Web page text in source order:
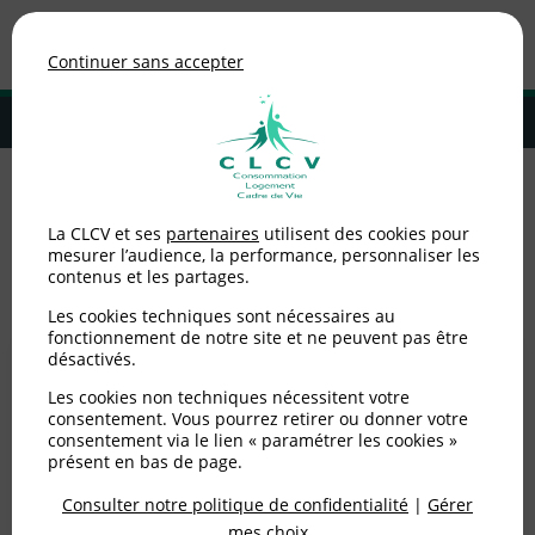
MENU
Adhérer à la CLCV
Questions/réponses
Aucun article dans cette catégorie
La pratique d'un professionnelvous
alerte ?
Continuer sans accepter
La CLCV et ses partenaires utilisent des cookies pour
mesurer l’audience, la performance, personnaliser les
contenus et les partages.
Les cookies techniques sont nécessaires au
fonctionnement de notre site et ne peuvent pas être
désactivés.
Les cookies non techniques nécessitent votre
consentement. Vous pourrez retirer ou donner votre
consentement via le lien « paramétrer les cookies »
présent en bas de page.
Consulter notre politique de confidentialité | Gérer